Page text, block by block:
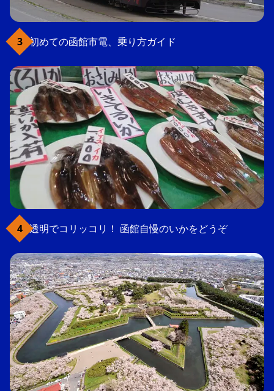
初めての函館市電、乗り方ガイド
透明でコリッコリ！ 函館自慢のいかをどうぞ